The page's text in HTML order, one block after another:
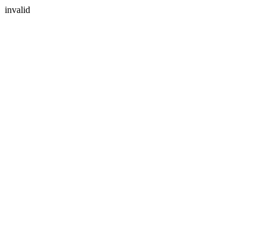
invalid